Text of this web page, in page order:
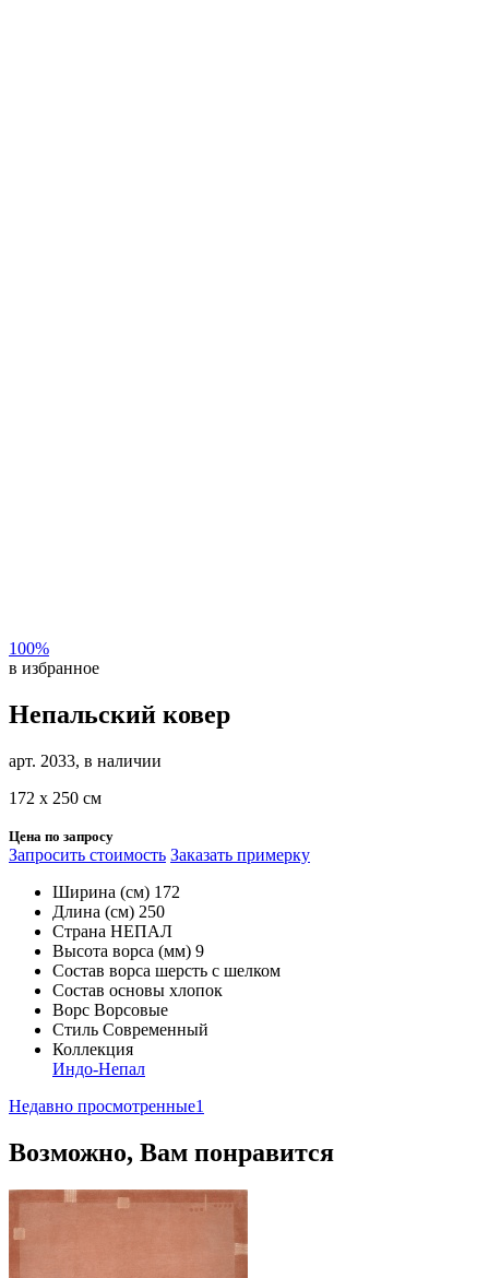
100%
в избранное
Непальский ковер
арт. 2033, в наличии
172 х 250 см
Цена по запросу
Запросить стоимость Заказать примерку
Ширина (см) 172
Длина (см) 250
Страна НЕПАЛ
Высота ворса (мм) 9
Состав ворса шерсть с шелком
Состав основы хлопок
Ворс Ворсовые
Стиль Современный
Коллекция
Индо-Непал
Недавно просмотренные1
Возможно, Вам понравится